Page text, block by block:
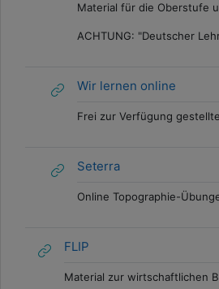
Material für die Oberstufe
ACHTUNG: "Deutscher
Wir lernen online
Frei zur Verfügung
Seterra
Online Topographie-
FLIP
Material zur wirtschaftlichen